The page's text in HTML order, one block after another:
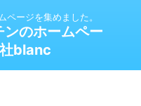
ージを集めました。
のホームペー
blanc